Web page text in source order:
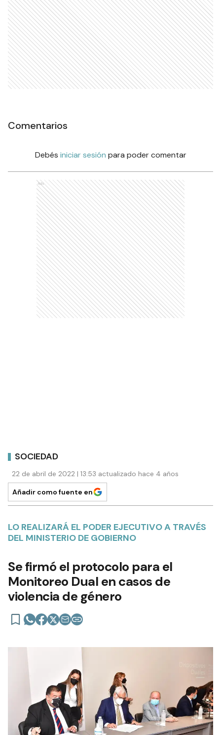
Comentarios
Debés iniciar sesión para poder comentar
Ads
SOCIEDAD
22 de abril de 2022 | 13:53 actualizado hace 4 años
Añadir como fuente en
LO REALIZARÁ EL PODER EJECUTIVO A TRAVÉS
DEL MINISTERIO DE GOBIERNO
Se firmó el protocolo para el
Monitoreo Dual en casos de
violencia de género